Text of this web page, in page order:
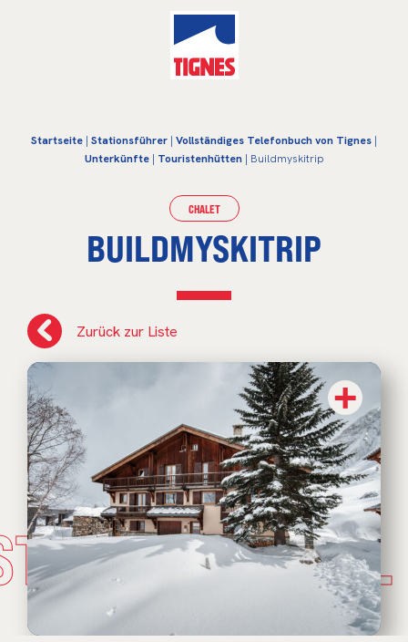
NATUREL
Startseite | Stationsführer | Vollständiges Telefonbuch von Tignes |
Unterkünfte| Touristenhütten| Buildmyskitrip
CHALET
BUILDMYSKITRIP
Zurück zur Liste